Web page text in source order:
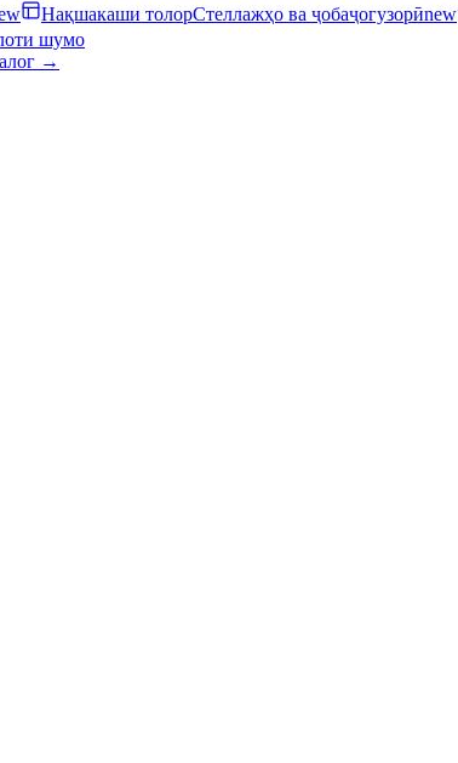
Нақшакаши толорСтеллажҳо ва ҷобаҷогузорӣnew
шумо
→